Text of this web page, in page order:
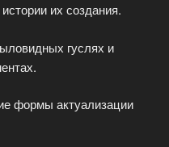
их создания.
гуслях и
формы актуализации